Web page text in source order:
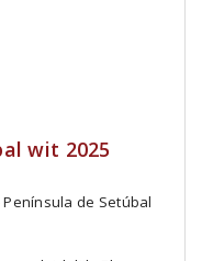
wit 2025
Península de Setúbal